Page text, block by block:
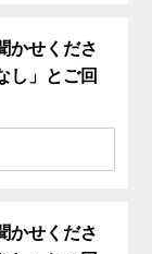
かせくださ
し」とご回
かせくださ